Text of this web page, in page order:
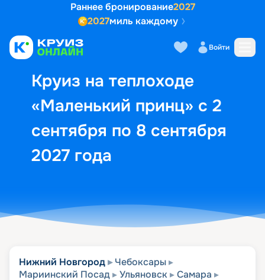
Раннее бронирование2027
2027миль каждому
Войти
Круиз на теплоходе
«Маленький принц» с 2
сентября по 8 сентября
2027 года
Выбор кают Маршрут и
Нижний Новгород
Чебоксары
Мариинский Посад
Ульяновск
Самара